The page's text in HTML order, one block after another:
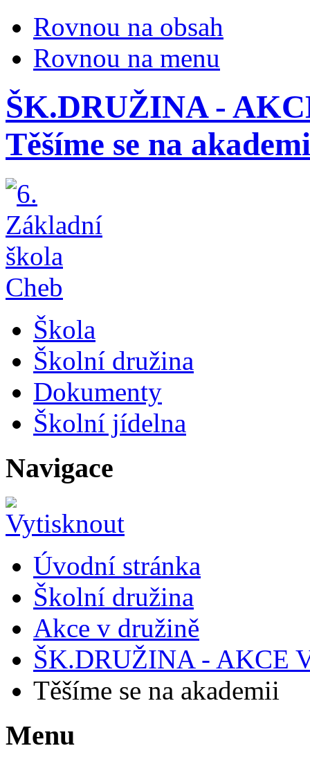
Rovnou na obsah
Rovnou na menu
ŠK.DRUŽINA -
Těšíme se na
Škola
Školní družina
Dokumenty
Školní jídelna
Navigace
Úvodní stránka
Školní družina
Akce v družině
ŠK.DRUŽINA - AKCE
Těšíme se na akademii
Menu